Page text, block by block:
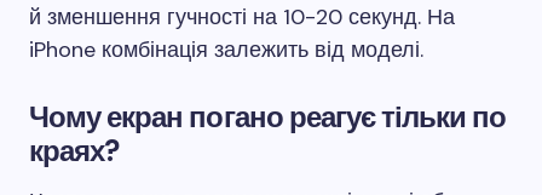
й зменшення гучності на 10-20 секунд. На
iPhone комбінація залежить від моделі.
Чому екран погано реагує тільки по
краях?